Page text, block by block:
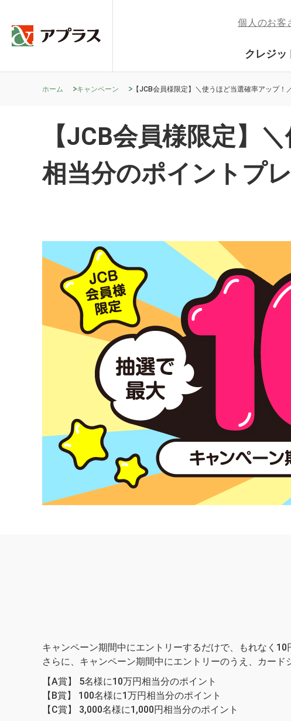
個人のお客
クレジッ
ホーム キャンペーン 【JCB会員様限定】＼使うほど当選確率アップ
【JCB会員様限定】
相当分のポイントプ
キャンペーン期間中にエントリーするだけで、もれなく10
さらに、キャンペーン期間中にエントリーのうえ、カー
【A賞】 5名様に10万円相当分のポイント
【B賞】 100名様に1万円相当分のポイント
【C賞】 3,000名様に1,000円相当分のポイント